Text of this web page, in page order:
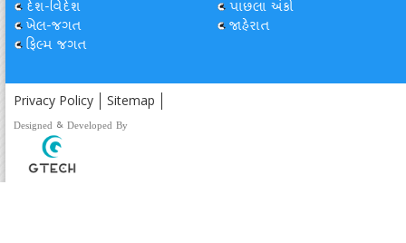
દેશ-વિદેશ
ખેલ-જગત
ફિલ્મ જગત
પાછલા અંકો
જાહેરાત
Privacy Policy Sitemap
Designed & Developed By